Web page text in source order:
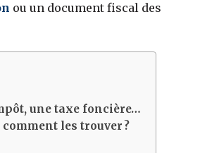
ou un document fiscal des
une taxe foncière…
les trouver ?